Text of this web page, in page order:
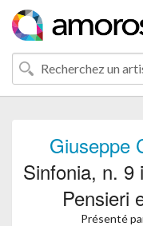
Giuseppe
Sinfonia, n. 9
Pensieri
Présenté